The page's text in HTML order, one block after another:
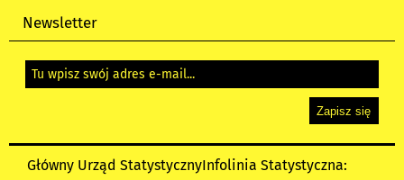
Newsletter
Główny Urząd StatystycznyInfolinia Statystyczna: